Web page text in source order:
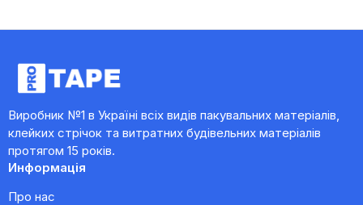
Виробник №1 в Україні всіх видів пакувальних матеріалів,
клейких стрічок та витратних будівельних матеріалів
протягом 15 років.
Информація
Про нас